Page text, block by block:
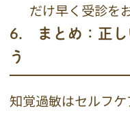
だけ早く受診を
6． まとめ：正
う
知覚過敏はセルフ